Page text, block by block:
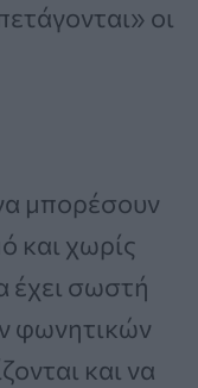
οι
μπορέσουν
και χωρίς
έχει σωστή
φωνητικών
και να